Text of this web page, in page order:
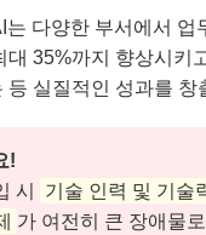
는 다양한 부서에서
대 35%까지 향상시키
등 실질적인 성과를 창
!
시
기술 인력 및 기술
가 여전히 큰 장애물